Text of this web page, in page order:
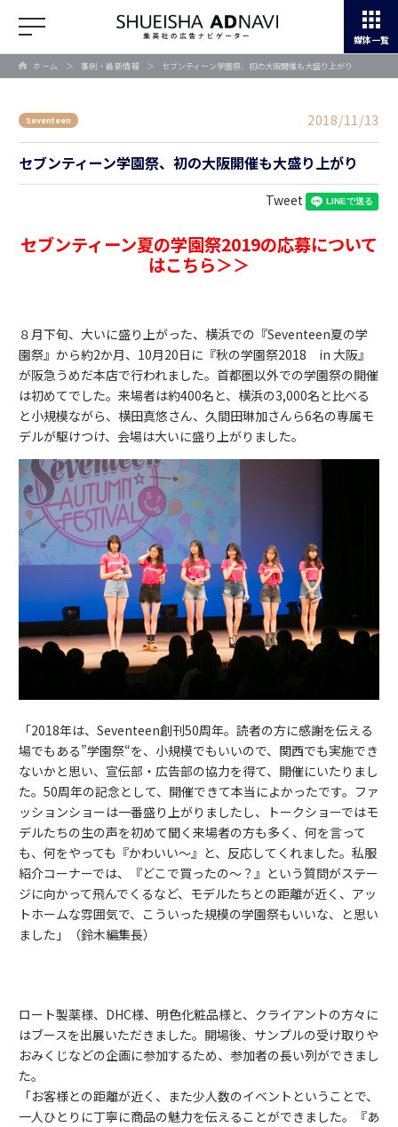
媒体一覧
ホーム ＞ 事例・最新情報 ＞ セブンティーン学園祭、初の大阪開催も大盛り上がり
Seventeen 2018/11/13
セブンティーン学園祭、初の大阪開催も大盛り上がり
Tweet
セブンティーン夏の学園祭2019の応募について
はこちら＞＞
８月下旬、大いに盛り上がった、横浜での『Seventeen夏の学
園祭』から約2か月、10月20日に『秋の学園祭2018 in 大阪』
が阪急うめだ本店で行われました。首都圏以外での学園祭の開催
は初めてでした。来場者は約400名と、横浜の3,000名と比べる
と小規模ながら、横田真悠さん、久間田琳加さんら6名の専属モ
デルが駆けつけ、会場は大いに盛り上がりました。
「2018年は、Seventeen創刊50周年。読者の方に感謝を伝える
場でもある”学園祭“を、小規模でもいいので、関西でも実施でき
ないかと思い、宣伝部・広告部の協力を得て、開催にいたりまし
た。50周年の記念として、開催できて本当によかったです。ファ
ッションショーは一番盛り上がりましたし、トークショーではモ
デルたちの生の声を初めて聞く来場者の方も多く、何を言って
も、何をやっても『かわいい～』と、反応してくれました。私服
紹介コーナーでは、『どこで買ったの～？』という質問がステー
ジに向かって飛んでくるなど、モデルたちとの距離が近く、アッ
トホームな雰囲気で、こういった規模の学園祭もいいな、と思い
ました」（鈴木編集長）
ロート製薬様、DHC様、明色化粧品様と、クライアントの方々に
はブースを出展いただきました。開場後、サンプルの受け取りや
おみくじなどの企画に参加するため、参加者の長い列ができまし
た。
「お客様との距離が近く、また少人数のイベントということで、
一人ひとりに丁寧に商品の魅力を伝えることができました。『あ